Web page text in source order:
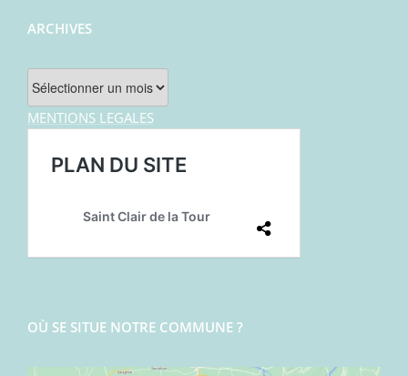
ARCHIVES
MENTIONS LEGALES
OÙ SE SITUE NOTRE COMMUNE ?